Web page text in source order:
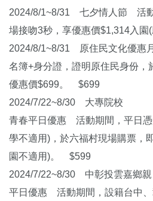
2024/8/1~8/31 七夕情人節 活
場接吻3秒，享優惠價$1,314入
2024/8/1~8/31 原住民文化優惠
名簿+身分證，證明原住民身份，
優惠價$699。 $699
2024/7/22~8/30 大專院校
青春平日優惠 活動期間，平日
學不適用)，於六福村現場購票，
園不適用)。 $599
2024/7/22~8/30 中彰投雲嘉鄉親
平日優惠 活動期間，設籍台中